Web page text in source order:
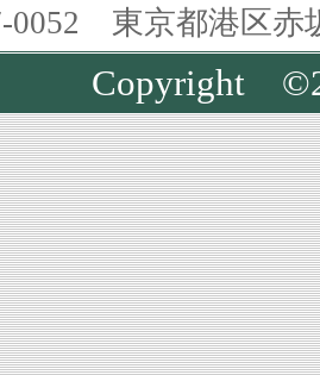
0052 東京都港区
Copyright